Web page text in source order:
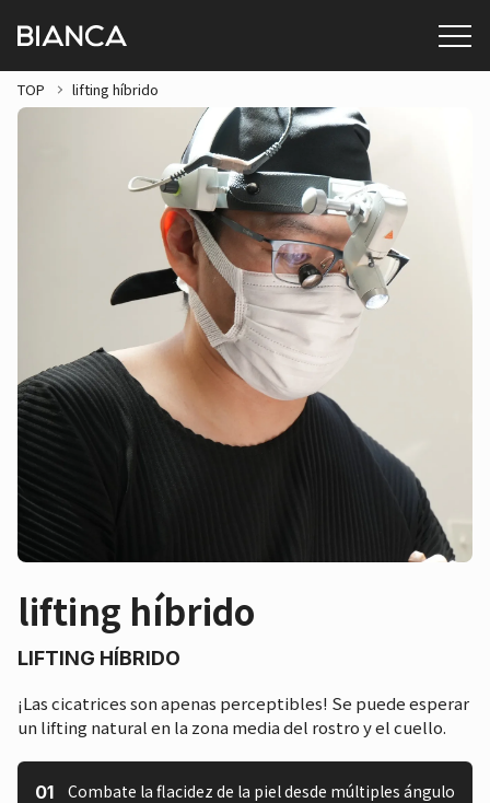
TOP lifting híbrido
lifting híbrido
LIFTING HÍBRIDO
¡Las cicatrices son apenas perceptibles! Se puede esperar
un lifting natural en la zona media del rostro y el cuello.
Combate la flacidez de la piel desde múltiples ángulo